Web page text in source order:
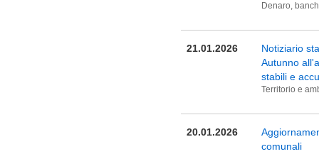
Denaro,
21.01.2026
Notiziario
Autunno
stabili e
Territorio e
20.01.2026
comunali